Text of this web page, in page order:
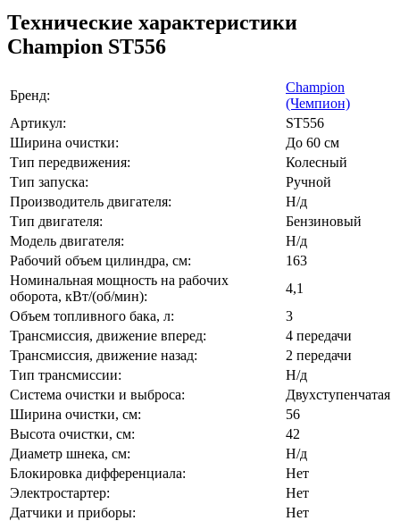
Технические характеристики
Champion ST556
Бренд:
Champion
(Чемпион)
Артикул:
ST556
Ширина очистки:
До 60 см
Тип передвижения:
Колесный
Тип запуска:
Ручной
Производитель двигателя:
Н/д
Тип двигателя:
Бензиновый
Модель двигателя:
Н/д
Рабочий объем цилиндра, см:
163
Номинальная мощность на рабочих
оборота, кВт/(об/мин):
4,1
Объем топливного бака, л:
3
Трансмиссия, движение вперед:
4 передачи
Трансмиссия, движение назад:
2 передачи
Тип трансмиссии:
Н/д
Система очистки и выброса:
Двухступенчатая
Ширина очистки, см:
56
Высота очистки, см:
42
Диаметр шнека, см:
Н/д
Блокировка дифференциала:
Нет
Электростартер:
Нет
Датчики и приборы:
Нет